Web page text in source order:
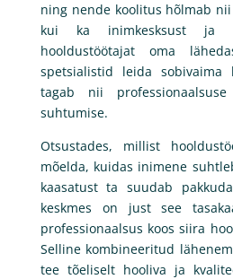
ning nende koolitus hõlmab
kui ka inimkesksust ja
hooldustöötajat oma
spetsialistid leida sobivaima
tagab nii
suhtumise.
Otsustades, millist
mõelda, kuidas inimene
kaasatust ta suudab
keskmes on just see
professionaalsus koos siira
Selline kombineeritud
tee tõeliselt hooliva ja